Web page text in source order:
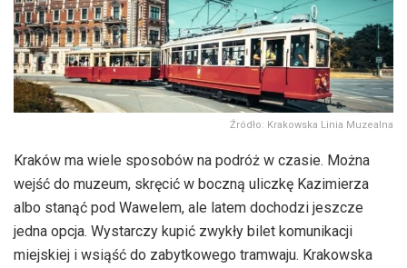
Źródło: Krakowska Linia Muzealna
Kraków ma wiele sposobów na podróż w czasie. Można
wejść do muzeum, skręcić w boczną uliczkę Kazimierza
albo stanąć pod Wawelem, ale latem dochodzi jeszcze
jedna opcja. Wystarczy kupić zwykły bilet komunikacji
miejskiej i wsiąść do zabytkowego tramwaju. Krakowska